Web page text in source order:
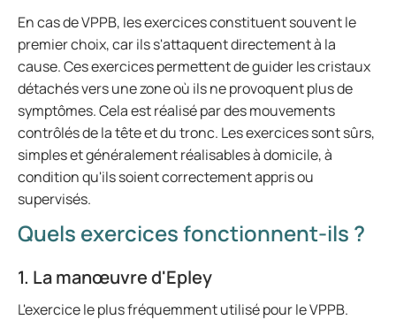
En cas de VPPB, les exercices constituent souvent le
premier choix, car ils s'attaquent directement à la
cause. Ces exercices permettent de guider les cristaux
détachés vers une zone où ils ne provoquent plus de
symptômes. Cela est réalisé par des mouvements
contrôlés de la tête et du tronc. Les exercices sont sûrs,
simples et généralement réalisables à domicile, à
condition qu'ils soient correctement appris ou
supervisés.
Quels exercices fonctionnent-ils ?
1. La manœuvre d'Epley
L'exercice le plus fréquemment utilisé pour le VPPB.